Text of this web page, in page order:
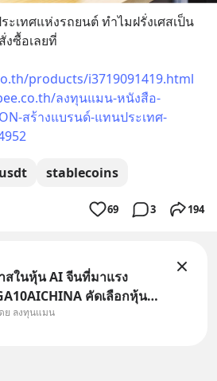
ะเทศแห่งรถยนต์ ทำไมฝรั่งเศสเป็น
งซื้อเลยที่
products/i3719091419.html
ลงทุนแมน-หนังสือ-
สร้างแบรนด์-แทนประเทศ-
usdt stablecoins
69 3 194
สในหุ้น AI จีนที่มาแรง
คัดเลือกหุ้น
ตัว เข้ากองทุน.. ครอบคลุม
ย ลงทุนแมน